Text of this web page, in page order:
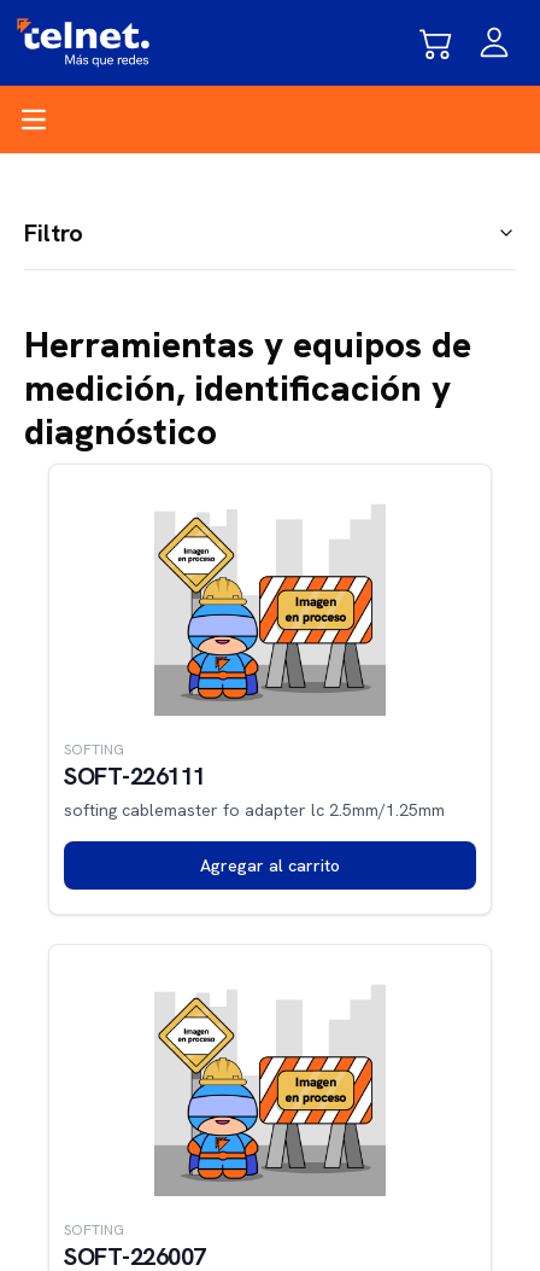
Open main menu
Filtro
Herramientas y equipos de
medición, identificación y
diagnóstico
SOFTING
SOFT-226111
softing cablemaster fo adapter lc 2.5mm/1.25mm
Agregar al carrito
SOFTING
SOFT-226007